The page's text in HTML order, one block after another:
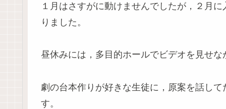
１月はさすがに動けませんでしたが，２月
りました。
昼休みには，多目的ホールでビデオを見せ
劇の台本作りが好きな生徒に，原案を話し
す。